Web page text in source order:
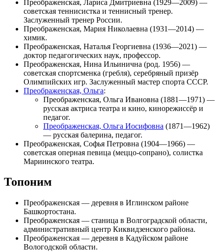
Преображенская, Лариса Дмитриевна (1929—2009) —
советская теннисистка и теннисный тренер.
Заслуженный тренер России.
Преображенская, Мария Николаевна (1931—2014) —
химик.
Преображенская, Наталья Георгиевна (1936—2021) —
доктор педагогических наук, профессор.
Преображенская, Нина Ильинична (род. 1956) —
советская спортсменка (гребля), серебряный призёр
Олимпийских игр. Заслуженный мастер спорта СССР.
Преображенская, Ольга:
Преображенская, Ольга Ивановна (1881—1971) —
русская актриса театра и кино, кинорежиссёр и
педагог.
Преображенская, Ольга Иосифовна (1871—1962)
— русская балерина, педагог.
Преображенская, Софья Петровна (1904—1966) —
советская оперная певица (меццо-сопрано), солистка
Мариинского театра.
Топоним
Преображенская — деревня в Иглинском районе
Башкортостана.
Преображенская — станица в Волгоградской области,
административный центр Киквидзенского района.
Преображенская — деревня в Кадуйском районе
Вологодской области.